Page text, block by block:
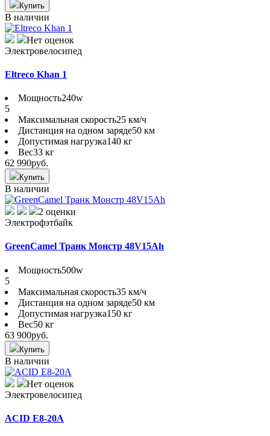
Купить
В наличии
Нет оценок
Электровелосипед
Eltreco Khan 1
Мощность240w
5
Максимальная скорость25 км/ч
Дистанция на одном заряде50 км
Допустимая нагрузка140 кг
Вес33 кг
62 990руб.
Купить
В наличии
2 оценки
Электрофэтбайк
GreenCamel Транк Монстр 48V15Ah
Мощность500w
5
Максимальная скорость35 км/ч
Дистанция на одном заряде50 км
Допустимая нагрузка150 кг
Вес50 кг
63 900руб.
Купить
В наличии
Нет оценок
Электровелосипед
ACID E8-20A